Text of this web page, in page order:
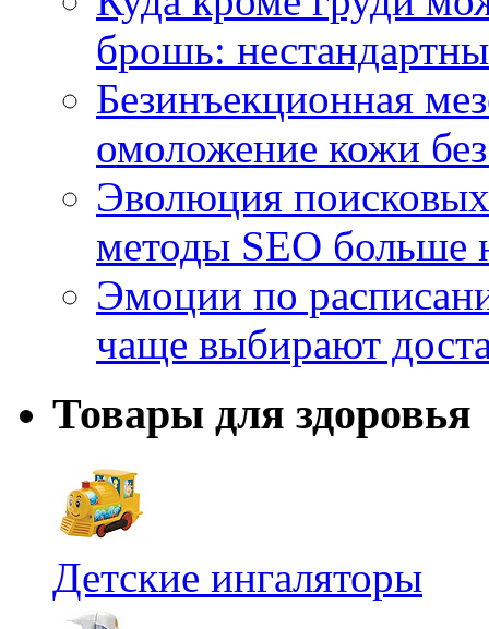
брошь:
Безинъекционная
омоложение кожи
Эволюция
методы SEO больше
Эмоции по
чаще выбирают
Товары для здоровья
Детские ингаляторы